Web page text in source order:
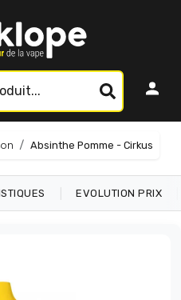
Absinthe Pomme - Cirkus
EVOLUTION PRIX